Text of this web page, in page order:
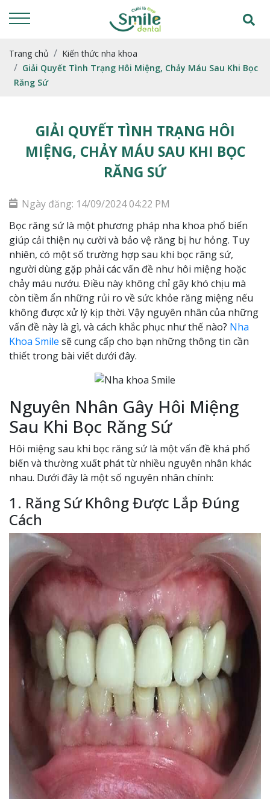
Trang chủ
Kiến thức nha khoa
Giải Quyết Tình Trạng Hôi Miệng, Chảy Máu Sau Khi Bọc
Răng Sứ
GIẢI QUYẾT TÌNH TRẠNG HÔI
MIỆNG, CHẢY MÁU SAU KHI BỌC
RĂNG SỨ
Ngày đăng: 14/09/2024 04:22 PM
Bọc răng sứ là một phương pháp nha khoa phổ biến
giúp cải thiện nụ cười và bảo vệ răng bị hư hỏng. Tuy
nhiên, có một số trường hợp sau khi bọc răng sứ,
người dùng gặp phải các vấn đề như hôi miệng hoặc
chảy máu nướu. Điều này không chỉ gây khó chịu mà
còn tiềm ẩn những rủi ro về sức khỏe răng miệng nếu
không được xử lý kịp thời. Vậy nguyên nhân của những
vấn đề này là gì, và cách khắc phục như thế nào? Nha
Khoa Smile sẽ cung cấp cho bạn những thông tin cần
thiết trong bài viết dưới đây.
Nguyên Nhân Gây Hôi Miệng
Sau Khi Bọc Răng Sứ
Hôi miệng sau khi bọc răng sứ là một vấn đề khá phổ
biến và thường xuất phát từ nhiều nguyên nhân khác
nhau. Dưới đây là một số nguyên nhân chính:
1. Răng Sứ Không Được Lắp Đúng
Cách